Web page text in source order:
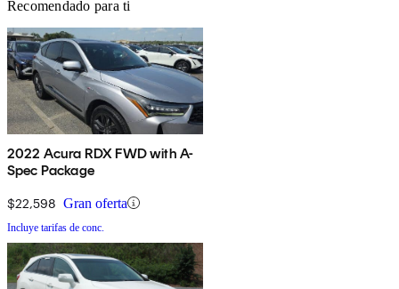
Recomendado para ti
2022 Acura RDX FWD with A-
Spec Package
$22,598 Gran oferta
Incluye tarifas de conc.